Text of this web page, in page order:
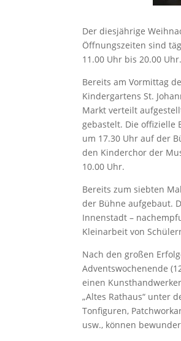
Der diesjährige
Öffnungszeiten sind
11.00 Uhr bis 20.00 Uhr.
Bereits am Vormittag
Kindergartens St.
Markt verteilt
gebastelt. Die offizielle
um 17.30 Uhr auf der
den Kinderchor der
10.00 Uhr.
Bereits zum siebten
der Bühne aufgebaut.
Innenstadt –
Kleinarbeit von
Nach den großen
Adventswochenende
einen
„Altes Rathaus“ unter
Tonfiguren,
usw., können